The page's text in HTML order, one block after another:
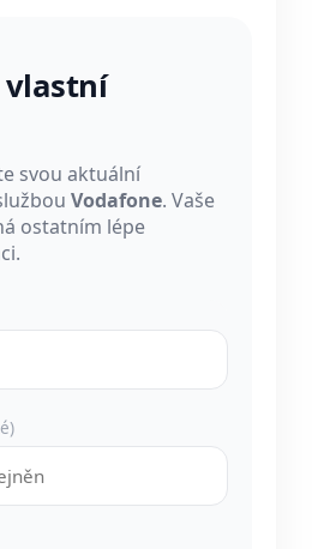
svou aktuální
Vodafone. Vaše
ostatním lépe